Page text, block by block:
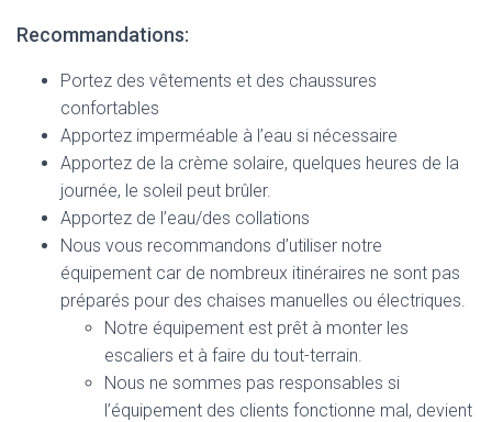
Recommandations:
Portez des vêtements et des chaussures
confortables
Apportez imperméable à l’eau si nécessaire
Apportez de la crème solaire, quelques heures de la
journée, le soleil peut brûler.
Apportez de l’eau/des collations
Nous vous recommandons d’utiliser notre
équipement car de nombreux itinéraires ne sont pas
préparés pour des chaises manuelles ou électriques.
Notre équipement est prêt à monter les
escaliers et à faire du tout-terrain.
Nous ne sommes pas responsables si
l’équipement des clients fonctionne mal, devient